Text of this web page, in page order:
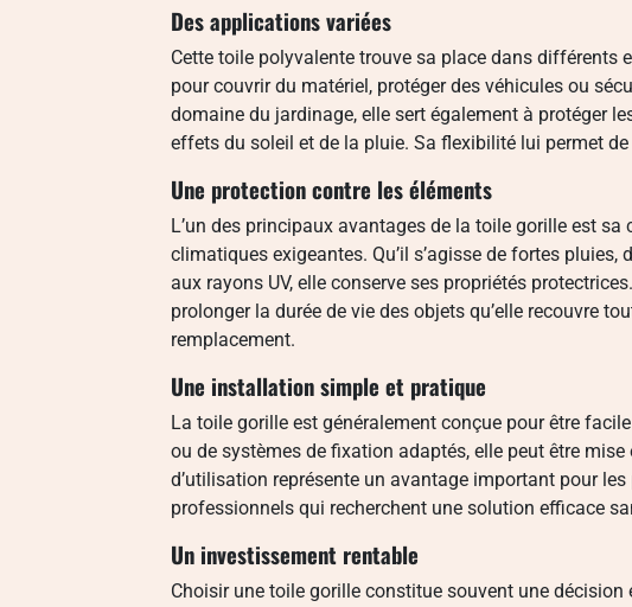
Des applications variées
Cette toile polyvalente trouve sa place dans différents
pour couvrir du matériel, protéger des véhicules ou
domaine du jardinage, elle sert également à protéger
effets du soleil et de la pluie. Sa flexibilité lui permet
Une protection contre les éléments
L’un des principaux avantages de la toile gorille est
climatiques exigeantes. Qu’il s’agisse de fortes pluies,
aux rayons UV, elle conserve ses propriétés
prolonger la durée de vie des objets qu’elle recouvre
remplacement.
Une installation simple et pratique
La toile gorille est généralement conçue pour être
ou de systèmes de fixation adaptés, elle peut être
d’utilisation représente un avantage important pour
professionnels qui recherchent une solution efficace
Un investissement rentable
Choisir une toile gorille constitue souvent une